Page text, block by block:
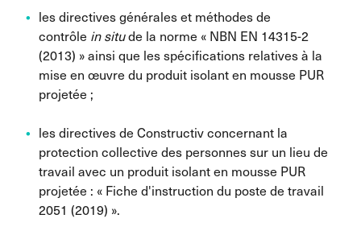
les directives générales et méthodes de
contrôle in situde la norme « NBN EN 14315-2
(2013) » ainsi que les spécifications relatives à la
mise en œuvre du produit isolant en mousse PUR
projetée ;
les directives de Constructiv concernant la
protection collective des personnes sur un lieu de
travail avec un produit isolant en mousse PUR
projetée : « Fiche d'instruction du poste de travail
2051 (2019) ».